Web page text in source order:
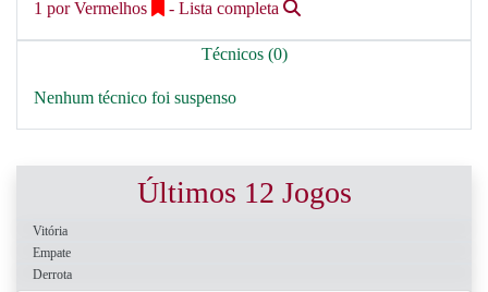
1 por Vermelhos - Lista completa
Técnicos (0)
Nenhum técnico foi suspenso
Últimos 12 Jogos
Vitória
Empate
Derrota